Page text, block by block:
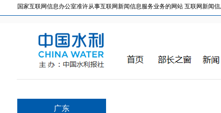
国家互联网信息办公室准许从事互联网新闻信息服务业务的网站 互联网新闻信
广东